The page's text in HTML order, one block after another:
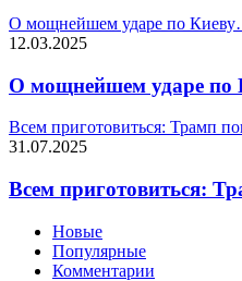
О мощнейшем ударе по
12.03.2025
О мощнейшем ударе по
Всем приготовиться: Трамп
31.07.2025
Всем приготовиться:
Новые
Популярные
Комментарии